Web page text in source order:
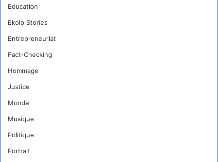
Education
Ekolo Stories
Entrepreneuriat
Fact-Checking
Hommage
Justice
Monde
Musique
Politique
Portrait